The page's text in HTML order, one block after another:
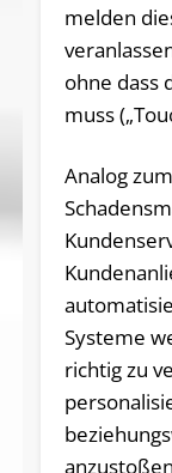
melden
ohne dass
muss
Analog
Systeme
richtig zu